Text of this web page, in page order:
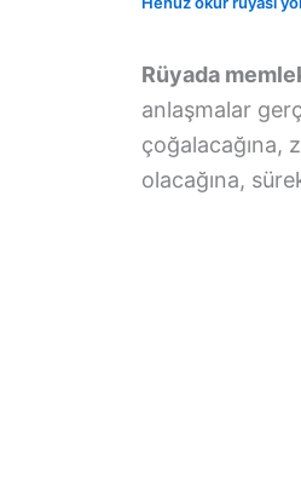
Rüyada
anlaşmalar
çoğalacağına,
olacağına,